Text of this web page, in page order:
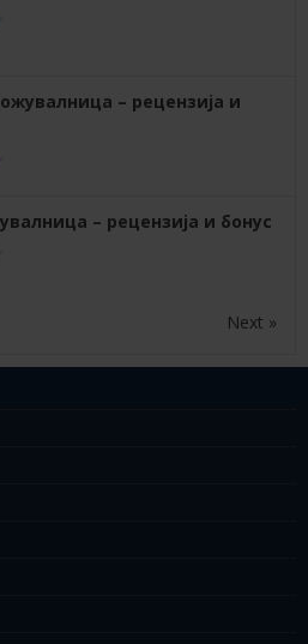
– рецензија и
– рецензија и бонус
Next »